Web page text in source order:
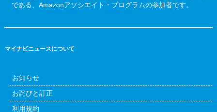
である、Amazonアソシエイト・プログラムの参加者です。
マイナビニュースについて
お知らせ
お詫びと訂正
利用規約